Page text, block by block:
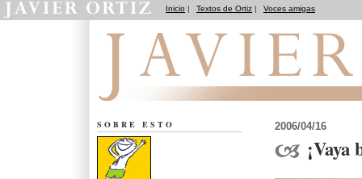
Inicio | Textos de Ortiz | Voces amigas
2006/04/16
SOBRE ESTO